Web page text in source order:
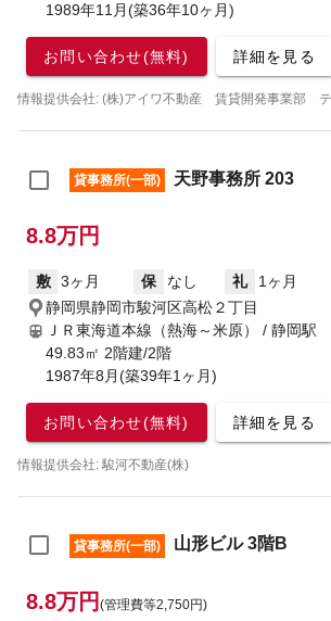
1989年11月(築36年10ヶ月)
お問い合わせ(無料) 詳細を見る
情報提供会社: (株)アイワ不動産 賃貸開発事業部
貸事務所(一部) 天野事務所 203
8.8万円
敷 3ヶ月 保 なし 礼
1ヶ月
静岡県静岡市駿河区高松２丁目
ＪＲ東海道本線（熱海～米原） / 静岡駅
49.83㎡ 2階建/2階
1987年8月(築39年1ヶ月)
お問い合わせ(無料) 詳細を見る
情報提供会社: 駿河不動産(株)
貸事務所(一部) 山形ビル 3階B
8.8万円 (管理費等2,750円)